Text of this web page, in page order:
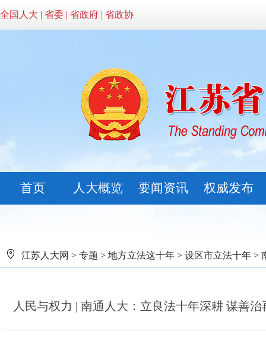
全国人大 | 省委 | 省政府 | 省政协
首页 人大概览 要闻资讯 权威发布
江苏人大网 > 专题 > 地方立法这十年 > 设区市立法十年 >
人民与权力 | 南通人大：立良法十年深耕 谋善治